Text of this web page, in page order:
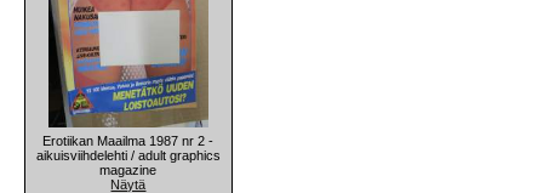
Erotiikan Maailma 1987 nr 2 -
aikuisviihdelehti / adult graphics
magazine
Näytä